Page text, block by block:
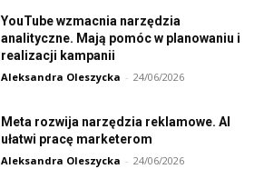
YouTube wzmacnia narzędzia
analityczne. Mają pomóc w planowaniu i
realizacji kampanii
Aleksandra Oleszycka - 24/06/2026
Meta rozwija narzędzia reklamowe. AI
ułatwi pracę marketerom
Aleksandra Oleszycka - 24/06/2026